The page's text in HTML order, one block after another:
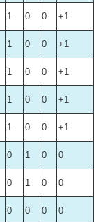
1 0 0 +1
1 0 0 +1
1 0 0 +1
1 0 0 +1
1 0 0 +1
0 1 0 0
0 1 0 0
0 0 0 0